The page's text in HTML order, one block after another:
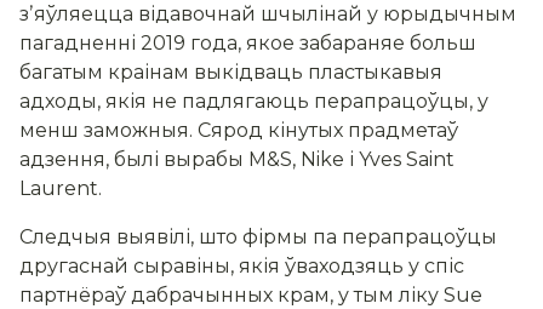
зʼяўляецца відавочнай шчылінай у юрыдычным
пагадненні 2019 года, якое забараняе больш
багатым краінам выкідваць пластыкавыя
адходы, якія не падлягаюць перапрацоўцы, у
менш заможныя. Сярод кінутых прадметаў
адзення, былі вырабы M&S, Nike і Yves Saint
Laurent.
Следчыя выявілі, што фірмы па перапрацоўцы
другаснай сыравіны, якія ўваходзяць у спіс
партнёраў дабрачынных крам, у тым ліку Sue